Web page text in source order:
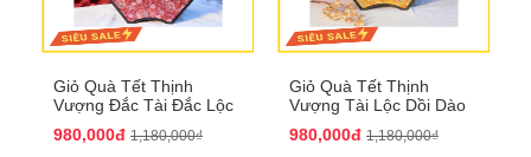
Giỏ Quà Tết Thịnh
Vượng Đắc Tài Đắc Lộc
980,000đ 1,180,000₫
Giỏ Quà Tết Thịnh
Vượng Tài Lộc Dồi Dào
980,000đ 1,180,000₫